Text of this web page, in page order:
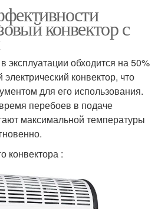
конвектор с
эксплуатации обходится на 50%
конвектор, что
для его использования.
перебоев в подаче
максимальной температуры
конвектора :